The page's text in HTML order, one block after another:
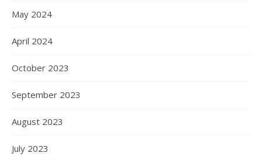
May 2024
April 2024
October 2023
September 2023
August 2023
July 2023